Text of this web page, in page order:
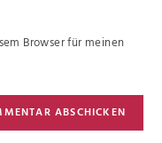
Browser für meinen